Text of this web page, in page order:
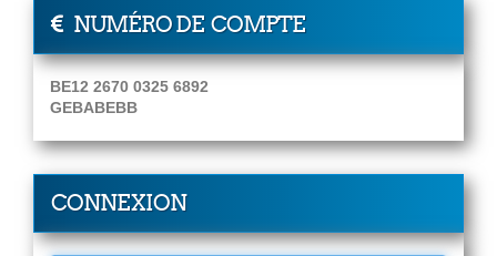
NUMÉRO DE COMPTE
BE12 2670 0325 6892
GEBABEBB
CONNEXION